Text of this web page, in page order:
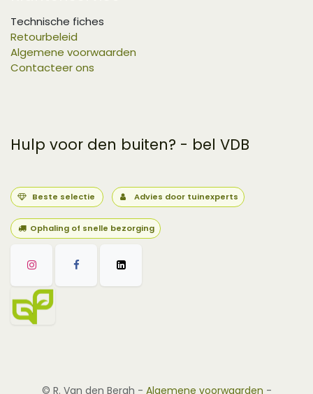
Technische fiches
Retourbeleid
Algemene voorwaarden
Contacteer ons
Hulp voor den buiten? - bel VDB
Beste selectie Advies door tuinexperts
Ophaling of snelle bezorging
© R. Van den Bergh - Algemene voorwaarden -